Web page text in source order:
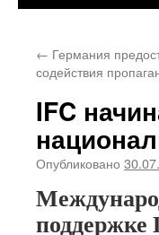
← Германия
содействия
IFC
Опубликовано
поддержке